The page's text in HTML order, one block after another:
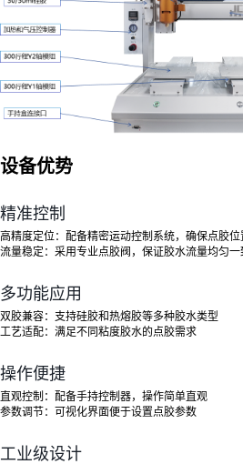
设备优势
精准控制
高精度定位 ：配备精密运动控制系统，确保点胶
流量稳定 ：采用专业点胶阀，保证胶水流量均匀一
多功能应用
双胶兼容：支持硅胶和热熔胶等多种胶水类型
工艺适配：满足不同粘度胶水的点胶需求
操作便捷
直观控制 ：配备手持控制器，操作简单直观
参数调节：可视化界面便于设置点胶参数
工业级设计